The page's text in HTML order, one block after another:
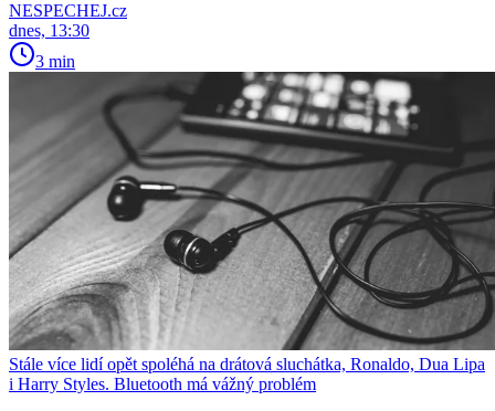
NESPECHEJ.cz
dnes, 13:30
3 min
Stále více lidí opět spoléhá na drátová sluchátka, Ronaldo, Dua Lipa
i Harry Styles. Bluetooth má vážný problém